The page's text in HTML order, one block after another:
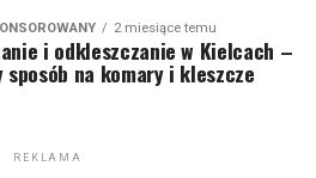
2 miesiące temu
i odkleszczanie w Kielcach –
sposób na komary i kleszcze
REKLAMA